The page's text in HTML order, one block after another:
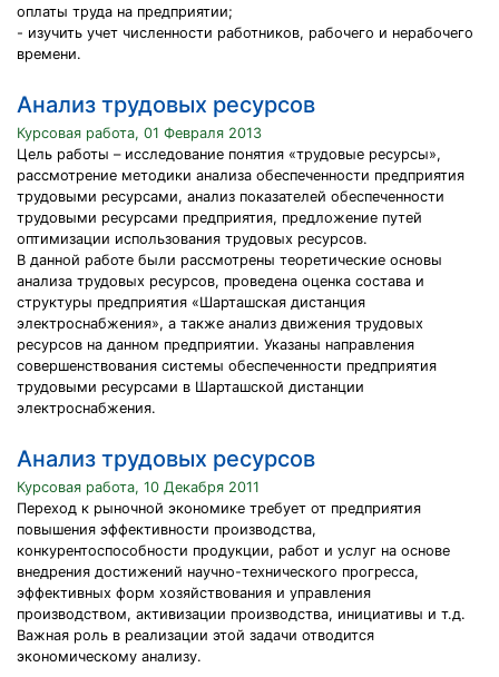
оплаты труда на предприятии;
- изучить учет численности работников, рабочего и нерабочего
времени.
Анализ трудовых ресурсов
Курсовая работа, 01 Февраля 2013
Цель работы – исследование понятия «трудовые ресурсы»,
рассмотрение методики анализа обеспеченности предприятия
трудовыми ресурсами, анализ показателей обеспеченности
трудовыми ресурсами предприятия, предложение путей
оптимизации использования трудовых ресурсов.
В данной работе были рассмотрены теоретические основы
анализа трудовых ресурсов, проведена оценка состава и
структуры предприятия «Шарташская дистанция
электроснабжения», а также анализ движения трудовых
ресурсов на данном предприятии. Указаны направления
совершенствования системы обеспеченности предприятия
трудовыми ресурсами в Шарташской дистанции
электроснабжения.
Анализ трудовых ресурсов
Курсовая работа, 10 Декабря 2011
Переход к рыночной экономике требует от предприятия
повышения эффективности производства,
конкурентоспособности продукции, работ и услуг на основе
внедрения достижений научно-технического прогресса,
эффективных форм хозяйствования и управления
производством, активизации производства, инициативы и т.д.
Важная роль в реализации этой задачи отводится
экономическому анализу.